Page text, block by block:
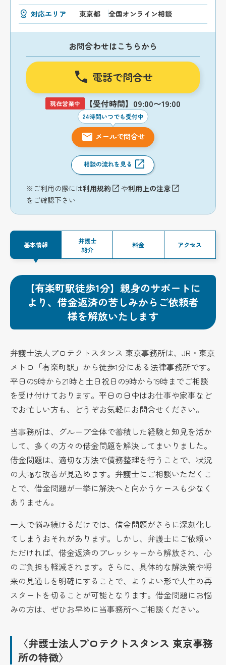
対応エリア
東京都 全国オンライン相談
お問合わせはこちらから
電話で問合せ
現在営業中 【受付時間】09:00〜19:00
24時間いつでも受付中
メールで問合せ
相談の流れを見る
※ご利用の際には利用規約 や利用上の注意
をご確認下さい
基本情報
弁護士
紹介
料金 アクセス
【有楽町駅徒歩1分】親身のサポートに
より、借金返済の苦しみからご依頼者
様を解放いたします
弁護士法人プロテクトスタンス 東京事務所は、JR・東京
メトロ「有楽町駅」から徒歩1分にある法律事務所です。
平日の9時から21時と土日祝日の9時から19時までご相談
を受け付けております。平日の日中はお仕事や家事など
でお忙しい方も、どうぞお気軽にお問合せください。
当事務所は、グループ全体で蓄積した経験と知見を活か
して、多くの方々の借金問題を解決してまいりました。
借金問題は、適切な方法で債務整理を行うことで、状況
の大幅な改善が見込めます。弁護士にご相談いただくこ
とで、借金問題が一挙に解決へと向かうケースも少なく
ありません。
一人で悩み続けるだけでは、借金問題がさらに深刻化し
てしまうおそれがあります。しかし、弁護士にご依頼い
ただければ、借金返済のプレッシャーから解放され、心
のご負担も軽減されます。さらに、具体的な解決策や将
来の見通しを明確にすることで、よりよい形で人生の再
スタートを切ることが可能となります。借金問題にお悩
みの方は、ぜひお早めに当事務所へご相談ください。
〈弁護士法人プロテクトスタンス 東京事務
所の特徴〉